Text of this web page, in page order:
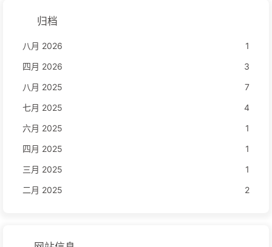
归档
八月 2026
1
四月 2026
3
八月 2025
7
七月 2025
4
六月 2025
1
四月 2025
1
三月 2025
1
二月 2025
2